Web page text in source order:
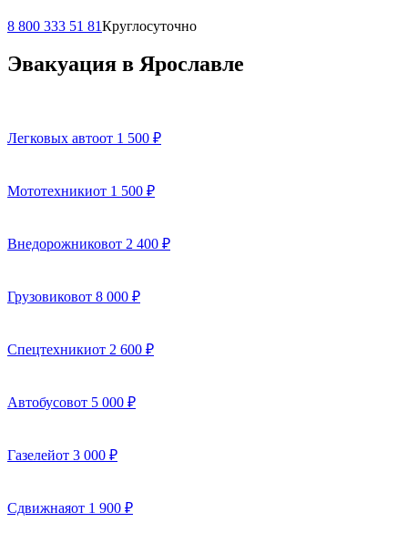
8 800 333 51 81Круглосуточно
Эвакуация в Ярославле
Легковых автоот 1 500 ₽
Мототехникиот 1 500 ₽
Внедорожниковот 2 400 ₽
Грузовиковот 8 000 ₽
Спецтехникиот 2 600 ₽
Автобусовот 5 000 ₽
Газелейот 3 000 ₽
Сдвижнаяот 1 900 ₽